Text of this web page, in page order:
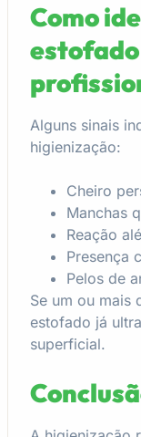
Como
Alguns sinais
higienização:
Cheiro
Manchas
Reação
Presença
Pelos de
Se um ou mais
estofado já
superficial.